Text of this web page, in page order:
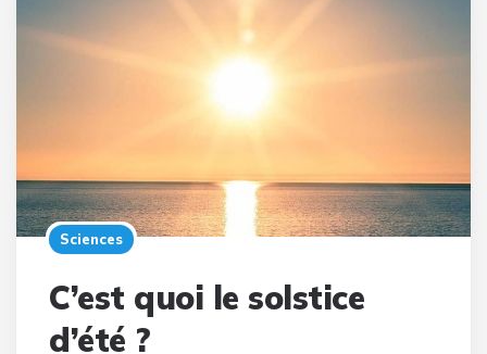
Sciences
C’est quoi le solstice
d’été ?